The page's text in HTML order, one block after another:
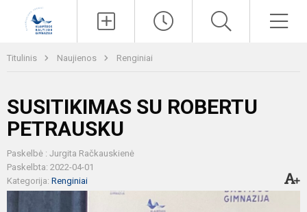
Titulinis Naujienos Renginiai
SUSITIKIMAS SU ROBERTU
PETRAUSKU
Paskelbė : Jurgita Račkauskienė
Paskelbta: 2022-04-01
Kategorija: Renginiai